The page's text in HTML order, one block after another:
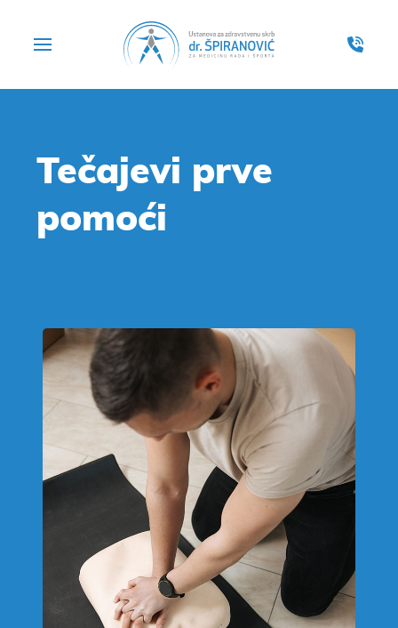
Tečajevi prve
pomoći